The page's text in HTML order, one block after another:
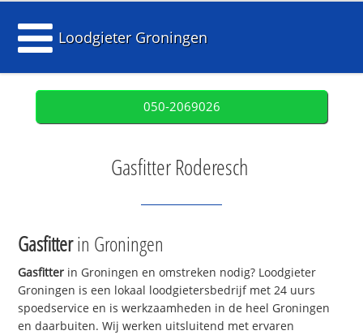
Loodgieter Groningen
050-2069026
Gasfitter Roderesch
Gasfitterin Groningen
Gasfitter in Groningen en omstreken nodig? Loodgieter
Groningen is een lokaal loodgietersbedrijf met 24 uurs
spoedservice en is werkzaamheden in de heel Groningen
en daarbuiten. Wij werken uitsluitend met ervaren